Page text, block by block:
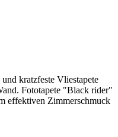
kratzfeste Vliestapete
Fototapete "Black rider"
effektiven Zimmerschmuck